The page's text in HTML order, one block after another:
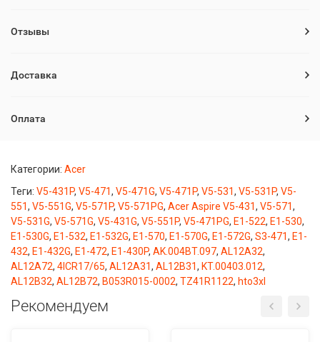
Отзывы
Доставка
Оплата
Категории: Acer
Теги: V5-431P, V5-471, V5-471G, V5-471P, V5-531, V5-531P, V5-
551, V5-551G, V5-571P, V5-571PG, Acer Aspire V5-431, V5-571,
V5-531G, V5-571G, V5-431G, V5-551P, V5-471PG, E1-522, E1-530,
E1-530G, E1-532, E1-532G, E1-570, E1-570G, E1-572G, S3-471, E1-
432, E1-432G, E1-472, E1-430P, AK.004BT.097, AL12A32,
AL12A72, 4ICR17/65, AL12A31, AL12B31, KT.00403.012,
AL12B32, AL12B72, B053R015-0002, TZ41R1122, hto3xl
Рекомендуем